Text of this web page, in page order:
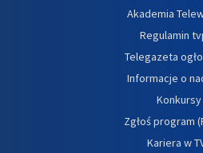
Akademia
Regulamin
Telegazeta
Informacje o
Konkursy
Zgłoś program
Kariera w